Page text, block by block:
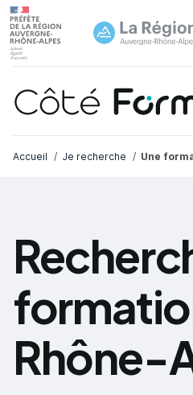
Accueil Je recherche Une
Rhône-